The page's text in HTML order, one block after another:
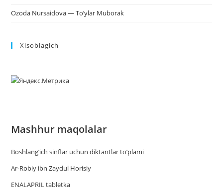
Ozoda Nursaidova — To’ylar Muborak
Xisoblagich
Mashhur maqolalar
Boshlang’ich sinflar uchun diktantlar to’plami
Ar-Robiy ibn Zaydul Horisiy
ENALAPRIL tabletka